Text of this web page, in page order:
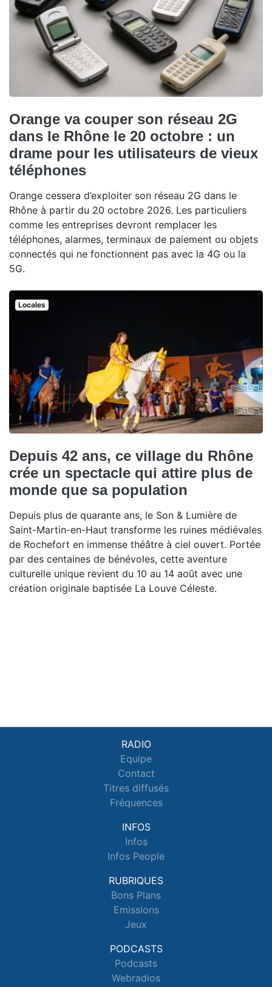
Orange va couper son réseau 2G
dans le Rhône le 20 octobre : un
drame pour les utilisateurs de vieux
téléphones
Orange cessera d’exploiter son réseau 2G dans le
Rhône à partir du 20 octobre 2026. Les particuliers
comme les entreprises devront remplacer les
téléphones, alarmes, terminaux de paiement ou objets
connectés qui ne fonctionnent pas avec la 4G ou la
5G.
Locales
Depuis 42 ans, ce village du Rhône
crée un spectacle qui attire plus de
monde que sa population
Depuis plus de quarante ans, le Son & Lumière de
Saint-Martin-en-Haut transforme les ruines médiévales
de Rochefort en immense théâtre à ciel ouvert. Portée
par des centaines de bénévoles, cette aventure
culturelle unique revient du 10 au 14 août avec une
création originale baptisée La Louve Céleste.
RADIO
Equipe
Contact
Titres diffusés
Fréquences
INFOS
Infos
Infos People
RUBRIQUES
Bons Plans
Emissions
Jeux
PODCASTS
Podcasts
Webradios